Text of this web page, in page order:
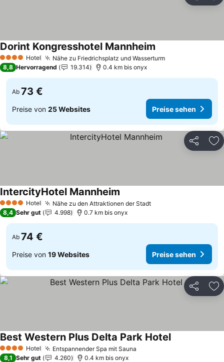
4 Sterne Hotel Nähe zu Friedrichsplatz und WasserturmPreise sehen
Dorint Kongresshotel Mannheim
8,8 Hervorragend 19.314 0.4 km bis onyx
Ab 73 €
Preise von 25 Websites Preise sehen
Teilen
4 Sterne Hotel Nähe zu den Attraktionen der StadtPreise sehen
IntercityHotel Mannheim
8,4 Sehr gut 4.998 0.7 km bis onyx
Ab 74 €
Preise von 19 Websites Preise sehen
Teilen
4 Sterne Hotel Entspannender Spa mit Sauna
Best Western Plus Delta Park HotelPreise sehen
8,1 Sehr gut 4.260 0.4 km bis onyx